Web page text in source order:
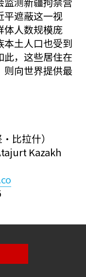
平遮蔽这一视
体人数规模庞
本土人口也受到
此，这些居住在
则向世界提供最
比拉什）
Kazakh